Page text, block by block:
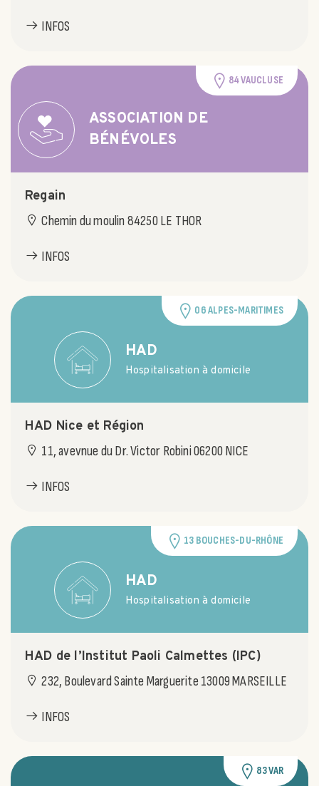
INFOS
ASSOCIATION DE
BÉNÉVOLES
84 VAUCLUSE
Regain
Chemin du moulin 84250 LE THOR
INFOS
HAD
Hospitalisation à domicile
06 ALPES-MARITIMES
HAD Nice et Région
11, avevnue du Dr. Victor Robini 06200 NICE
INFOS
HAD
Hospitalisation à domicile
13 BOUCHES-DU-RHÔNE
HAD de l’Institut Paoli Calmettes (IPC)
232, Boulevard Sainte Marguerite 13009 MARSEILLE
INFOS
83 VAR